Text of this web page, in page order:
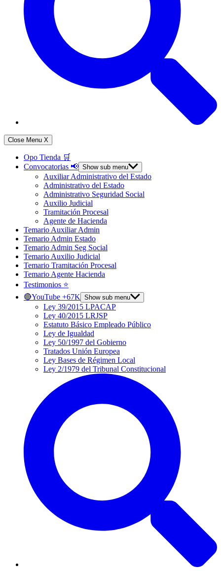
Close Menu X
Opo Tienda 🛒
Convocatorias 📢 Show sub menu
Auxiliar Administrativo del Estado
Administrativo del Estado
Administrativo Seguridad Social
Auxilio Judicial
Tramitación Procesal
Agente de Hacienda
Temario Auxiliar Admin
Temario Admin Estado
Temario Admin Seg Social
Temario Auxilio Judicial
Temario Tramitación Procesal
Temario Agente Hacienda
Testimonios ⭐️
🔴YouTube +67K Show sub menu
Ley 39/2015 LPACAP
Ley 40/2015 LRJSP
Estatuto Básico Empleado Público
Ley de Igualdad
Ley 50/1997 del Gobierno
Tratados Unión Europea
Ley Bases de Régimen Local
Ley 2/1979 del Tribunal Constitucional